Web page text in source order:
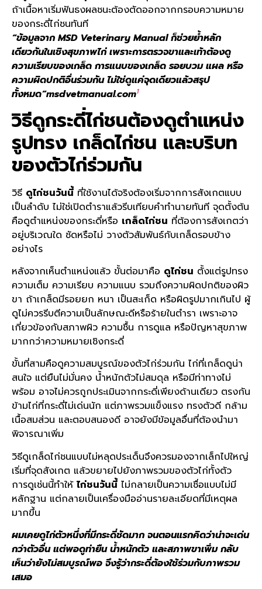
ถ้าเนื้อหาเริ่มฟันธงผลชนะต้องตัดออกจากกรอบความหมาย
ของกระดี่ไก่ชนทันที
“ข้อมูลจาก MSD Veterinary Manual ก็ช่วยย้ำหลัก
เดียวกันในเชิงสุขภาพไก่ เพราะการตรวจขาและเท้าต้องดู
ความเรียบของเกล็ด การแนบของเกล็ด รอยบวม แผล หรือ
ความผิดปกติอื่นร่วมกัน ไม่ใช่ดูแค่จุดเดียวแล้วสรุป
ทั้งหมด”msdvetmanual.com1
วิธีดูกระดี่ไก่ชนต้องดูตำแหน่ง
รูปทรง เกล็ดไก่ชน และบริบท
ของตัวไก่ร่วมกัน
วิธี ดูไก่ชนวันนี้ ที่ใช้งานได้จริงต้องเริ่มจากการสังเกตแบบ
เป็นลำดับ ไม่ใช่เปิดตำราแล้วรีบเทียบคำทำนายทันที จุดตั้งต้น
คือดูตำแหน่งของกระดี่หรือ เกล็ดไก่ชน ที่ต้องการสังเกตว่า
อยู่บริเวณใด ชัดหรือไม่ วางตัวสัมพันธ์กับเกล็ดรอบข้าง
อย่างไร
หลังจากเห็นตำแหน่งแล้ว ขั้นต่อมาคือ ดูไก่ชน ตั้งแต่รูปทรง
ความเต็ม ความเรียบ ความแนบ รวมถึงความผิดปกติของผิว
ขา ถ้าเกล็ดมีรอยยก หนา เป็นสะเก็ด หรือผิดรูปมากเกินไป ผู้
ดูไม่ควรรีบตีความเป็นลักษณะดีหรือร้ายในตำรา เพราะอาจ
เกี่ยวข้องกับสภาพผิว ความชื้น การดูแล หรือปัญหาสุขภาพ
มากกว่าความหมายเชิงกระดี่
ขั้นที่สามคือดูความสมบูรณ์ของตัวไก่ร่วมกัน ไก่ที่เกล็ดดูน่า
สนใจ แต่ยืนไม่มั่นคง น้ำหนักตัวไม่สมดุล หรือมีท่าทางไม่
พร้อม อาจไม่ควรถูกประเมินจากกระดี่เพียงด้านเดียว ตรงกัน
ข้ามไก่ที่กระดี่ไม่เด่นนัก แต่ภาพรวมแข็งแรง ทรงตัวดี กล้าม
เนื้อสมส่วน และตอบสนองดี อาจยังมีข้อมูลอื่นที่ต้องนำมา
พิจารณาเพิ่ม
วิธีดูเกล็ดไก่ชนแบบไม่หลุดประเด็นจึงควรมองจากเล็กไปใหญ่
เริ่มที่จุดสังเกต แล้วขยายไปยังภาพรวมของตัวไก่ทั้งตัว
การดูเช่นนี้ทำให้ ไก่ชนวันนี้ ไม่กลายเป็นความเชื่อแบบไม่มี
หลักฐาน แต่กลายเป็นเครื่องมืออ่านรายละเอียดที่มีเหตุผล
มากขึ้น
ผมเคยดูไก่ตัวหนึ่งที่มีกระดี่ชัดมาก จนตอนแรกคิดว่าน่าจะเด่น
กว่าตัวอื่น แต่พอดูท่ายืน น้ำหนักตัว และสภาพขาเพิ่ม กลับ
เห็นว่ายังไม่สมบูรณ์พอ จึงรู้ว่ากระดี่ต้องใช้ร่วมกับภาพรวม
เสมอ